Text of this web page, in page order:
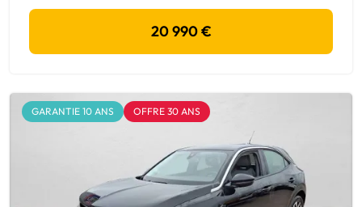
20 990 €
GARANTIE 10 ANS OFFRE 30 ANS